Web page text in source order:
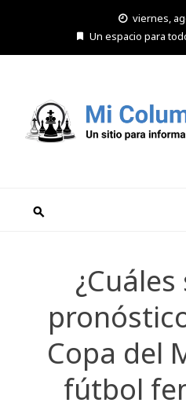
viernes,
Un espacio para
Copa del
fútbol